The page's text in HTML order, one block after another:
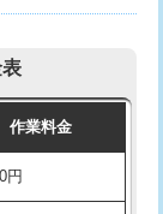
円
見積
円+材料費
円
円
円
作業料金
円